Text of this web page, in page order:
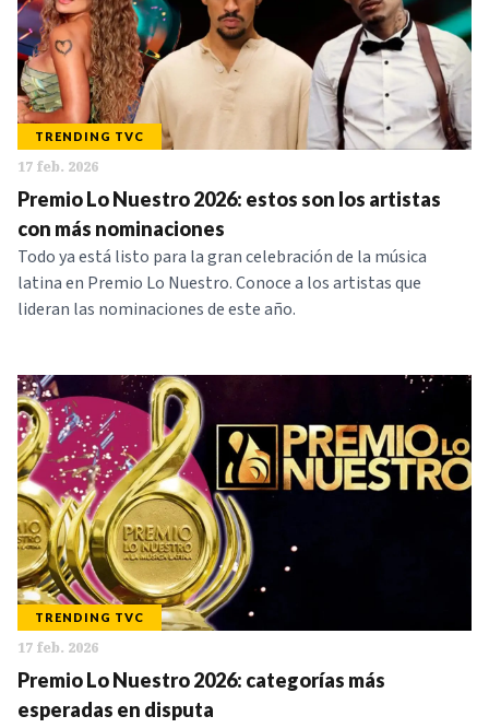
TRENDING TVC
17 feb. 2026
Premio Lo Nuestro 2026: estos son los artistas
con más nominaciones
Todo ya está listo para la gran celebración de la música
latina en Premio Lo Nuestro. Conoce a los artistas que
lideran las nominaciones de este año.
TRENDING TVC
17 feb. 2026
Premio Lo Nuestro 2026: categorías más
esperadas en disputa